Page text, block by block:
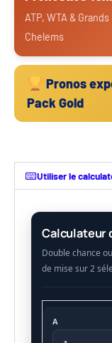
ATP, WTA & Grands
Chelems
Pronos
Pack Gold
Utiliser le
Calculateur
A